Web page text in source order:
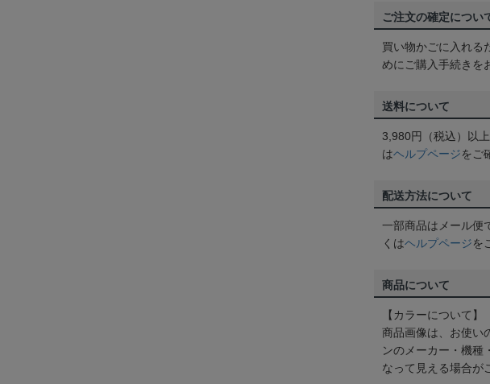
ご注文の確定につい
買い物かごに入れる
めにご購入手続きを
送料について
3,980円（税込）以
はヘルプページをご
配送方法について
一部商品はメール便
くはヘルプページを
商品について
【カラーについて】
商品画像は、お使い
ンのメーカー・機種
なって見える場合が